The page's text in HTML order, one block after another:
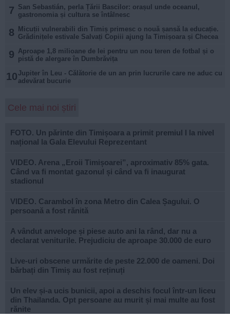
7 San Sebastián, perla Țării Bascilor: orașul unde oceanul,
gastronomia și cultura se întâlnesc
8
Micuții vulnerabili din Timiș primesc o nouă șansă la educație.
Grădinițele estivale Salvați Copiii ajung la Timișoara și Checea
9 Aproape 1,8 milioane de lei pentru un nou teren de fotbal și o
pistă de alergare în Dumbrăvița
10 Jupiter în Leu - Călătorie de un an prin lucrurile care ne aduc cu
adevărat bucurie
Cele mai noi știri
FOTO. Un părinte din Timișoara a primit premiul I la nivel
național la Gala Elevului Reprezentant
VIDEO. Arena „Eroii Timișoarei”, aproximativ 85% gata.
Când va fi montat gazonul și când va fi inaugurat
stadionul
VIDEO. Carambol în zona Metro din Calea Șagului. O
persoană a fost rănită
A vândut anvelope și piese auto ani la rând, dar nu a
declarat veniturile. Prejudiciu de aproape 30.000 de euro
Live-uri obscene urmărite de peste 22.000 de oameni. Doi
bărbați din Timiș au fost reținuți
Un elev și-a ucis bunicii, apoi a deschis focul într-un liceu
din Thailanda. Opt persoane au murit și mai multe au fost
rănite